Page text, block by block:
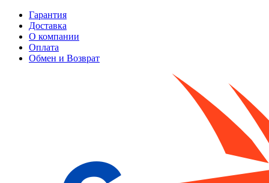
Гарантия
Доставка
О компании
Оплата
Обмен и Возврат